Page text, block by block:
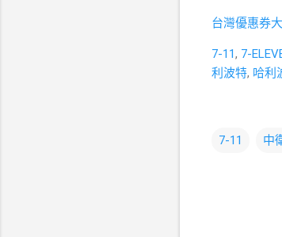
台灣優惠券
7-11, 7-
利波特, 哈利
7-11 中